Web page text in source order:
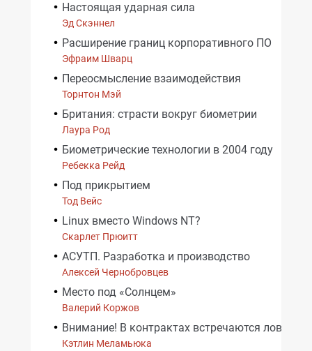
Настоящая ударная сила
Эд Скэннел
Расширение границ корпоративного ПО
Эфраим Шварц
Переосмысление взаимодействия
Торнтон Мэй
Британия: страсти вокруг биометрии
Лаура Род
Биометрические технологии в 2004 году
Ребекка Рейд
Под прикрытием
Тод Вейс
Linux вместо Windows NT?
Скарлет Прюитт
АСУТП. Разработка и производство
Алексей Чернобровцев
Место под «Солнцем»
Валерий Коржов
Внимание! В контрактах встречаются ловушки
Кэтлин Меламьюка